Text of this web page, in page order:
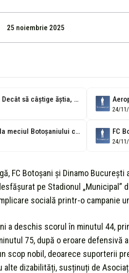
25 noiembrie 2025
Liderul galeriei FCSB: Decât să câștige ăștia, mai bine Botoșani!
24/
Campanie umanitară la meciul Botoșaniului cu Dinamo
24/
FC Botoșani și Dinamo
pe Stadionul „Municipal”
socială printr-o campanie
a deschis scorul în minutul 44,
75, după o eroare defensivă
scop nobil, deoarece suporterii
alte dizabilități, susținuți de